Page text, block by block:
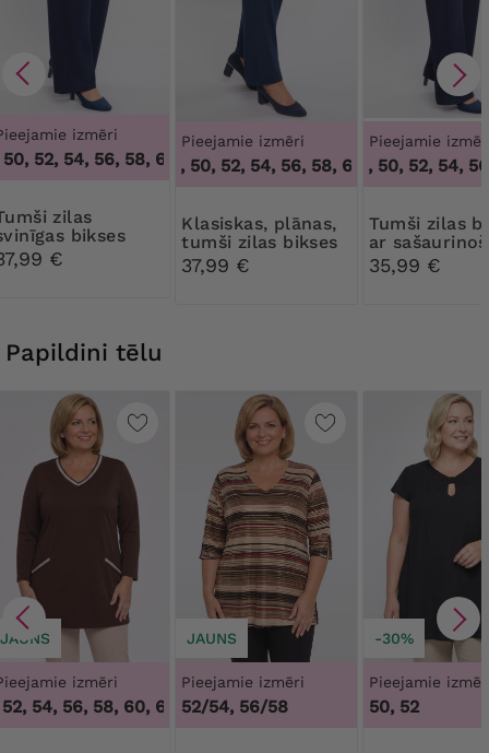
izmēri
52, 54, 56, 58, 60, 62, 64,46, 48, 50, 52, 54, 56, 58, 60,
bikses
€
Pieejamie izmēri
46, 48, 50, 52, 54, 56, 58, 60, 62, 64,46, 48,
Klasiskas, plānas,
tumši zilas bikses
37,99 €
Pieejamie
46, 48, 50, 52, 54,
Tumši zilas bikses
ar
jostasvietu
35,99 €
Papildini tēlu
JAUNS
izmēri
54, 56, 58, 60, 62, 64,48, 50, 52, 54, 56, 58, 60, 62, 64
JAUNS
Pieejamie izmēri
52/54, 56/58
-30%
Pieejamie
50, 52